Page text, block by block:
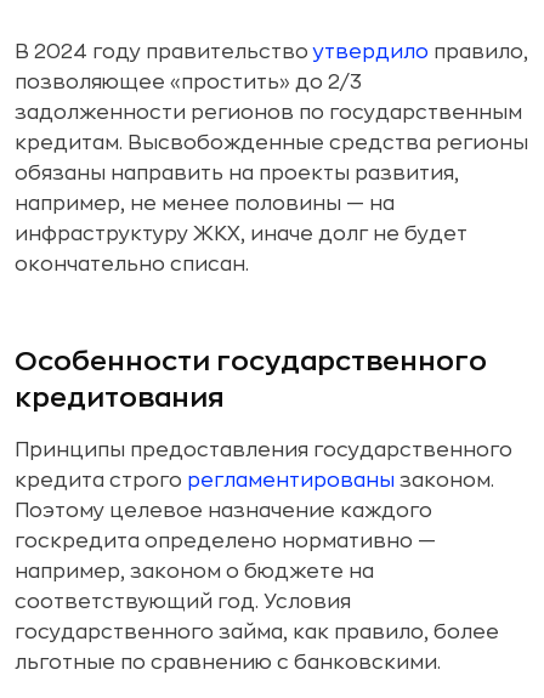
В 2024 году правительствоутвердило правило,
позволяющее «простить» до 2/3
задолженности регионов по государственным
кредитам. Высвобожденные средства регионы
обязаны направить на проекты развития,
например, не менее половины — на
инфраструктуру ЖКХ, иначе долг не будет
окончательно списан.
Особенности государственного
кредитования
Принципы предоставления государственного
кредита строго регламентированы законом.
Поэтому целевое назначение каждого
госкредита определено нормативно —
например, законом о бюджете на
соответствующий год. Условия
государственного займа, как правило, более
льготные по сравнению с банковскими.